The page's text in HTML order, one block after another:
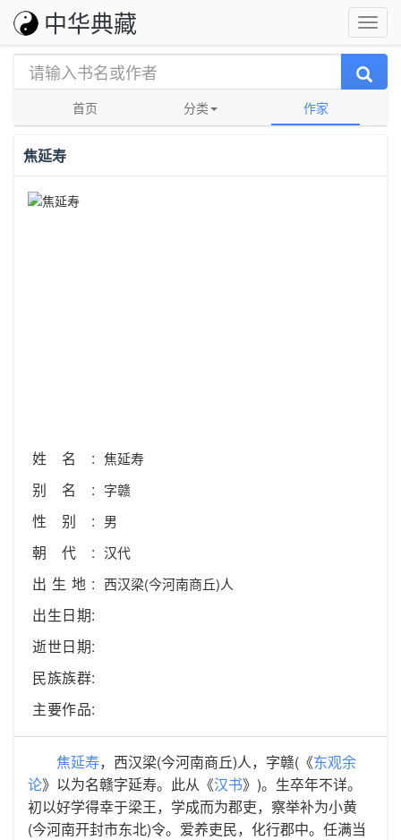
中华典藏
首页 分类 作家
焦延寿
姓名: 焦延寿
别名: 字赣
性别: 男
朝代: 汉代
出生地: 西汉梁(今河南商丘)人
出生日期:
逝世日期:
民族族群:
主要作品:
焦延寿，西汉梁(今河南商丘)人，字赣(《东观余
论》以为名赣字延寿。此从《汉书》)。生卒年不详。
初以好学得幸于梁王，学成而为郡吏，察举补为小黄
(今河南开封市东北)令。爱养吏民，化行郡中。任满当